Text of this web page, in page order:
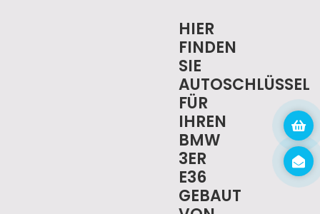
HIER
FINDEN
SIE
AUTOSCHLÜSSEL
FÜR
IHREN
BMW
3ER
E36
GEBAUT